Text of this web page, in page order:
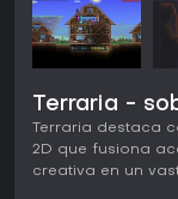
Terraria -
Terraria destaca
2D que fusiona
creativa en un